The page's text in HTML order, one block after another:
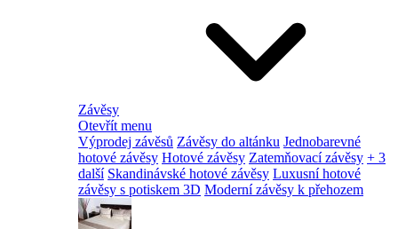
Závěsy
Otevřít menu
Výprodej závěsů Závěsy do altánku Jednobarevné
hotové závěsy Hotové závěsy Zatemňovací závěsy + 3
další Skandinávské hotové závěsy Luxusní hotové
závěsy s potiskem 3D Moderní závěsy k přehozem